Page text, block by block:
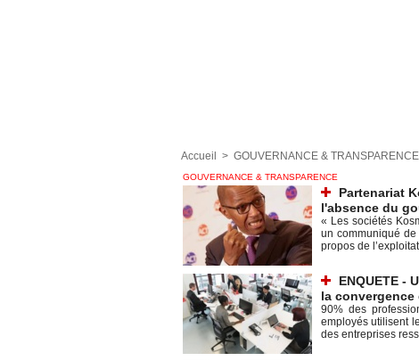
Accueil > GOUVERNANCE & TRANSPARENCE
GOUVERNANCE & TRANSPARENCE
Partenariat
l'absence du
« Les sociétés
un communiqué
propos de
ENQUETE -
la
90% des
employés utilisent
des entreprises